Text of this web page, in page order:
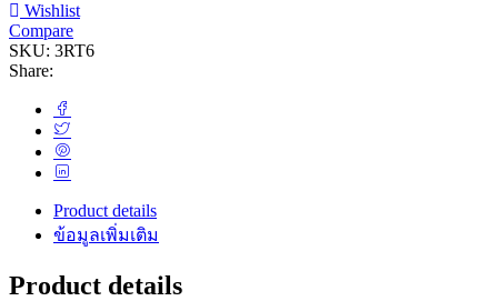
Wishlist
Compare
SKU: 3RT6
Share:
Product details
ข้อมูลเพิ่มเติม
Product details